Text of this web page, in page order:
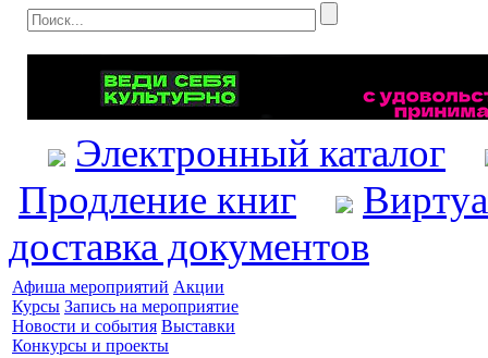
Электронный каталог
Продление книг
доставка документов
Афиша мероприятий Акции
Курсы Запись на мероприятие
Новости и события Выставки
Конкурсы и проекты